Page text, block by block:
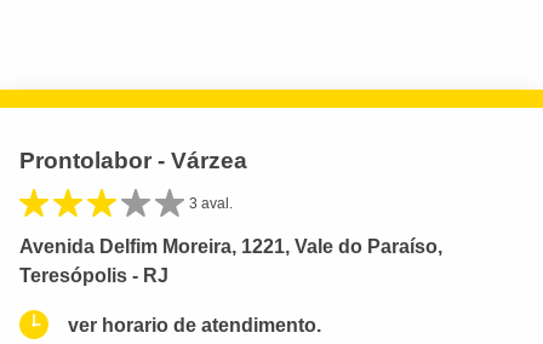
Prontolabor - Várzea
3 aval.
Avenida Delfim Moreira, 1221, Vale do Paraíso,
Teresópolis - RJ
ver horario de atendimento.